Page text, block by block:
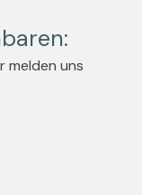
melden uns